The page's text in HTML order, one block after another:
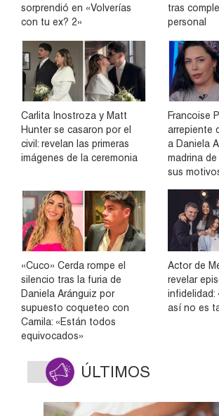
sorprendió en «Volverías
con tu ex? 2»
tras
personal
Carlita Inostroza y Matt
Hunter se casaron por el
civil: revelan las primeras
imágenes de la ceremonia
Francoise
arrepiente
a Daniela
madrina
sus
«Cuco» Cerda rompe el
silencio tras la furia de
Daniela Aránguiz por
supuesto coqueteo con
Camila: «Están todos
equivocados»
Actor de
revelar
infidelidad:
así no es
ÚLTIMOS